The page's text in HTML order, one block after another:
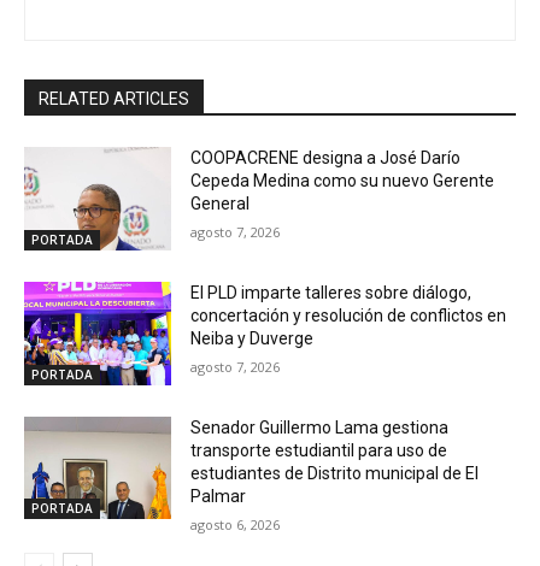
RELATED ARTICLES
PORTADA
COOPACRENE designa a José Darío
Cepeda Medina como su nuevo Gerente
General
agosto 7, 2026
PORTADA
El PLD imparte talleres sobre diálogo,
concertación y resolución de conflictos en
Neiba y Duverge
agosto 7, 2026
PORTADA
Senador Guillermo Lama gestiona
transporte estudiantil para uso de
estudiantes de Distrito municipal de El
Palmar
agosto 6, 2026